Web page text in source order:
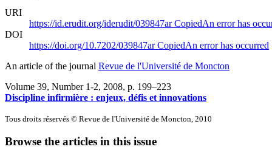
URI
https://id.erudit.org/iderudit/039847arCopiedAn error has
DOI
https://doi.org/10.7202/039847arCopiedAn error has occurred
An article of the journal Revue de l'Université de Moncton
Volume 39, Number 1-2, 2008, p. 199–223
Discipline infirmière : enjeux, défis et innovations
Tous droits réservés © Revue de l'Université de Moncton, 2010
Browse the articles in this issue